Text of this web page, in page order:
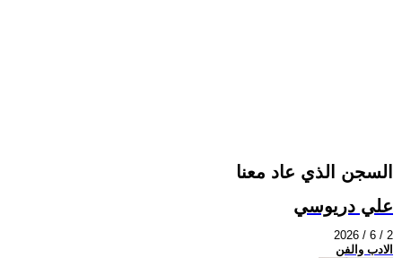
السجن الذي عاد معنا
علي دريوسي
2026 / 6 / 2
الادب والفن